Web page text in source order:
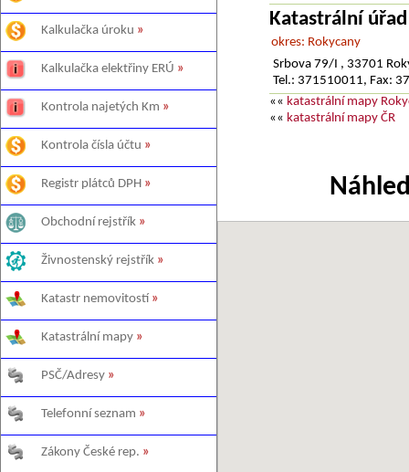
Kalkulačka úroku »
Kalkulačka elektřiny ERÚ »
Kontrola najetých Km »
Kontrola čísla účtu »
Registr plátců DPH »
Obchodní rejstřík »
Živnostenský rejstřík »
Katastr nemovitostí »
Katastrální mapy »
PSČ/Adresy »
Telefonní seznam »
Zákony České rep. »
Katastrální
okres: Rokycany
Srbova 79/I , 33701
Tel.: 371510011, Fax:
«« katastrální mapy
«« katastrální mapy ČR